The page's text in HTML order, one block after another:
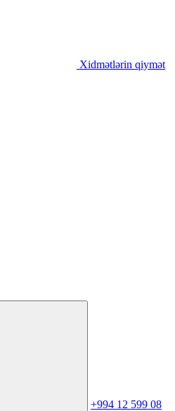
Xidmətlərin qiymət
+994 12 599 08